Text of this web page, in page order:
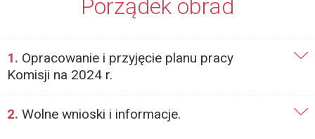
Porządek obrad
1. Opracowanie i przyjęcie planu pracy
Komisji na 2024 r.
2. Wolne wnioski i informacje.